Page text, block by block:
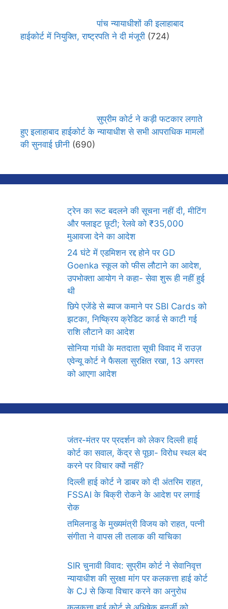
पांच न्यायाधीशों की इलाहाबाद
हाईकोर्ट में नियुक्ति, राष्ट्रपति ने दी मंजूरी (724)
सुप्रीम कोर्ट ने कड़ी फटकार लगाते
हुए इलाहाबाद हाईकोर्ट के न्यायाधीश से सभी आपराधिक मामलों
की सुनवाई छीनी (690)
ट्रेन का रूट बदलने की सूचना नहीं दी, मीटिंग
और फ्लाइट छूटी; रेलवे को ₹35,000
मुआवजा देने का आदेश
24 घंटे में एडमिशन रद्द होने पर GD
Goenka स्कूल को फीस लौटाने का आदेश,
उपभोक्ता आयोग ने कहा- सेवा शुरू ही नहीं हुई
थी
छिपे एजेंडे से ब्याज कमाने पर SBI Cards को
झटका, निष्क्रिय क्रेडिट कार्ड से काटी गई
राशि लौटाने का आदेश
सोनिया गांधी के मतदाता सूची विवाद में राउज़
एवेन्यू कोर्ट ने फैसला सुरक्षित रखा, 13 अगस्त
को आएगा आदेश
जंतर-मंतर पर प्रदर्शन को लेकर दिल्ली हाई
कोर्ट का सवाल, केंद्र से पूछा- विरोध स्थल बंद
करने पर विचार क्यों नहीं?
दिल्ली हाई कोर्ट ने डाबर को दी अंतरिम राहत,
FSSAI के बिक्री रोकने के आदेश पर लगाई
रोक
तमिलनाडु के मुख्यमंत्री विजय को राहत, पत्नी
संगीता ने वापस ली तलाक की याचिका
SIR चुनावी विवाद: सुप्रीम कोर्ट ने सेवानिवृत्त
न्यायाधीश की सुरक्षा मांग पर कलकत्ता हाई कोर्ट
के CJ से किया विचार करने का अनुरोध